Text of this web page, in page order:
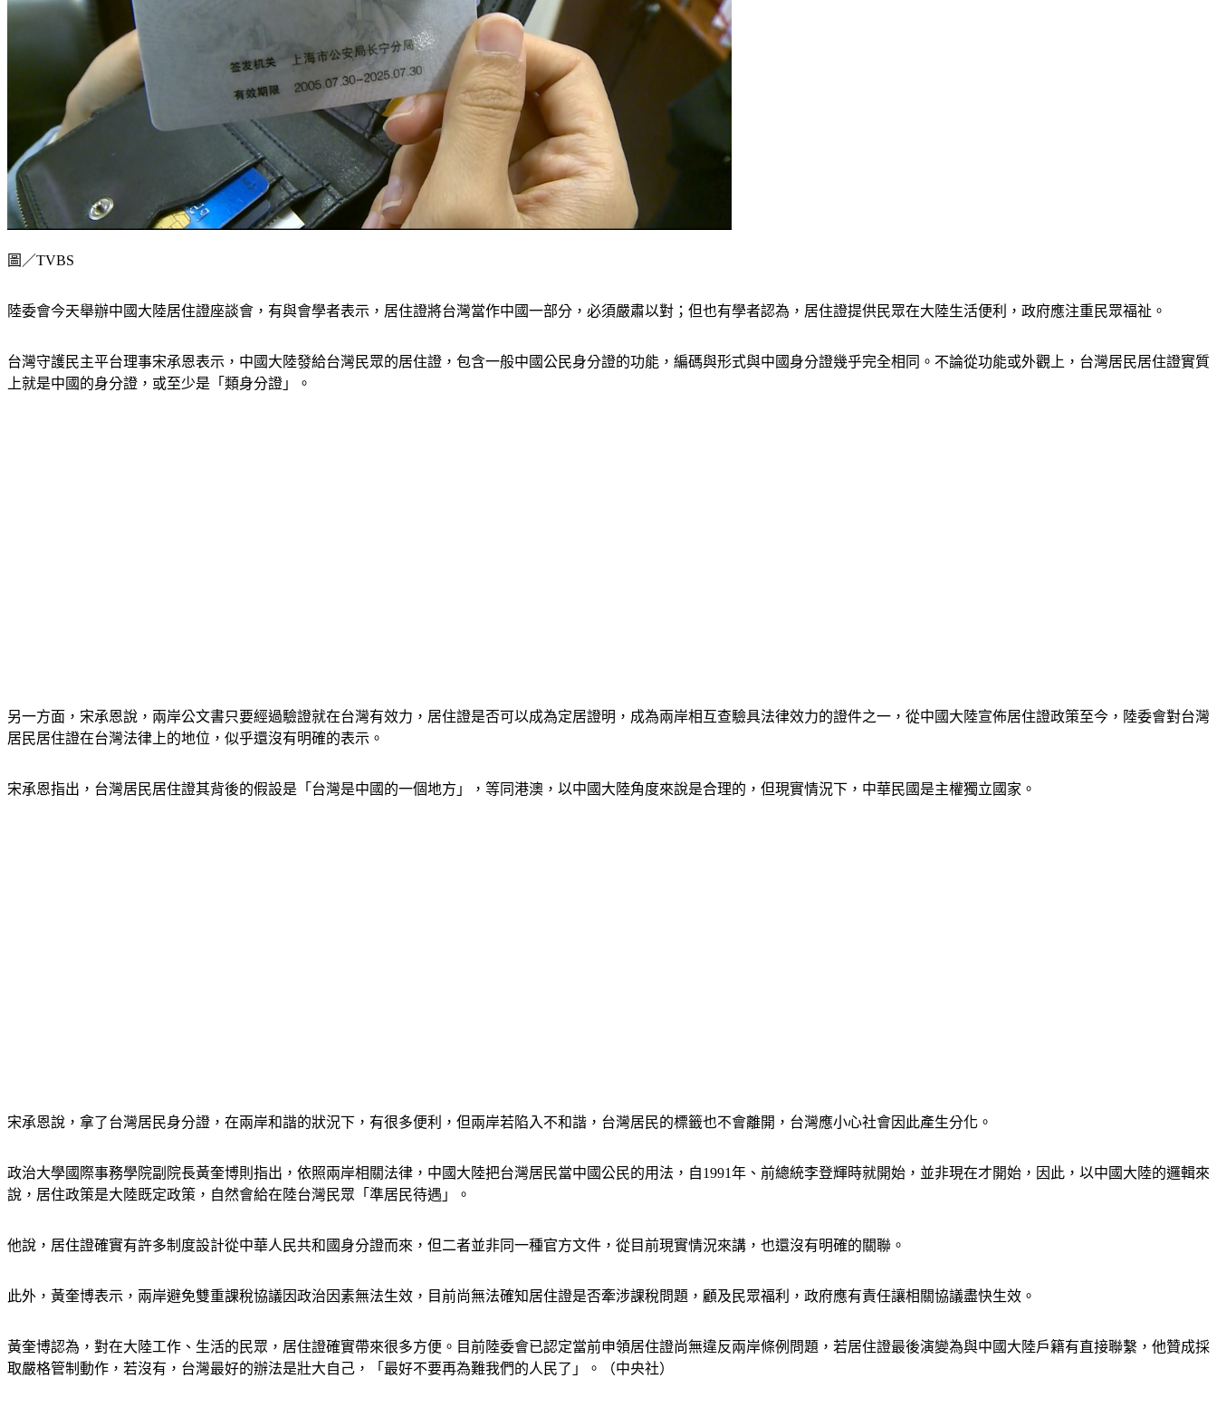
圖／TVBS
陸委會今天舉辦中國大陸居住證座談會，有與會學者表示，居住證將台灣當作中國一部分，必須嚴肅以對；但也有學者認為，居住證提供民眾在大陸生活便利，政府應注重民眾福祉。
台灣守護民主平台理事宋承恩表示，中國大陸發給台灣民眾的居住證，包含一般中國公民身分證的功能，編碼與形式與中國身分證幾乎完全相同。不論從功能或外觀上，台灣居民居住證實質
上就是中國的身分證，或至少是「類身分證」。
另一方面，宋承恩說，兩岸公文書只要經過驗證就在台灣有效力，居住證是否可以成為定居證明，成為兩岸相互查驗具法律效力的證件之一，從中國大陸宣佈居住證政策至今，陸委會對台灣
居民居住證在台灣法律上的地位，似乎還沒有明確的表示。
宋承恩指出，台灣居民居住證其背後的假設是「台灣是中國的一個地方」，等同港澳，以中國大陸角度來說是合理的，但現實情況下，中華民國是主權獨立國家。
宋承恩說，拿了台灣居民身分證，在兩岸和諧的狀況下，有很多便利，但兩岸若陷入不和諧，台灣居民的標籤也不會離開，台灣應小心社會因此產生分化。
政治大學國際事務學院副院長黃奎博則指出，依照兩岸相關法律，中國大陸把台灣居民當中國公民的用法，自1991年、前總統李登輝時就開始，並非現在才開始，因此，以中國大陸的邏輯來
說，居住政策是大陸既定政策，自然會給在陸台灣民眾「準居民待遇」。
他說，居住證確實有許多制度設計從中華人民共和國身分證而來，但二者並非同一種官方文件，從目前現實情況來講，也還沒有明確的關聯。
此外，黃奎博表示，兩岸避免雙重課稅協議因政治因素無法生效，目前尚無法確知居住證是否牽涉課稅問題，顧及民眾福利，政府應有責任讓相關協議盡快生效。
黃奎博認為，對在大陸工作、生活的民眾，居住證確實帶來很多方便。目前陸委會已認定當前申領居住證尚無違反兩岸條例問題，若居住證最後演變為與中國大陸戶籍有直接聯繫，他贊成採
取嚴格管制動作，若沒有，台灣最好的辦法是壯大自己，「最好不要再為難我們的人民了」。（中央社）